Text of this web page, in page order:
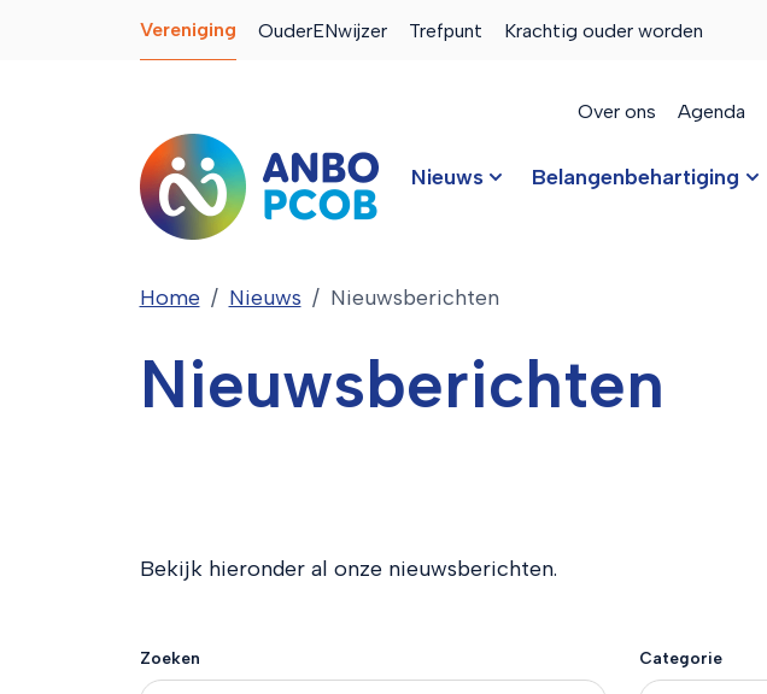
Vereniging OuderENwijzer Trefpunt Krachtig ouder worden
Over ons Agenda
Nieuws Belangenbehartiging
Home Nieuws Nieuwsberichten
Nieuwsberichten
Bekijk hieronder al onze nieuwsberichten.
Zoeken Categorie